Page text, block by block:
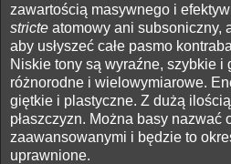
zawartością masywnego i
stricte atomowy ani subsoniczny,
aby usłyszeć całe pasmo
Niskie tony są wyraźne, szybkie i
różnorodne i wielowymiarowe.
giętkie i plastyczne. Z dużą
płaszczyzn. Można basy nazwać
zaawansowanymi i będzie to
uprawnione.